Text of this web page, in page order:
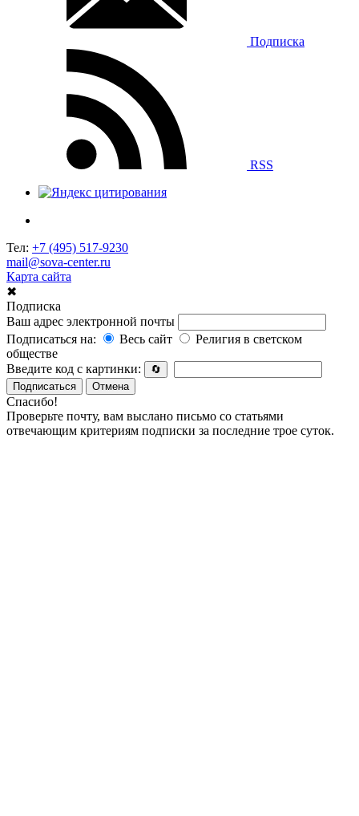
Подписка
RSS
Тел: +7 (495) 517-9230
mail@sova-center.ru
Карта сайта
✖
Подписка
Ваш адрес электронной почты
Подписаться на:
Весь сайт
Религия в светском
обществе
Введите код с картинки:
🔄
Подписаться
Отмена
Спасибо!
Проверьте почту, вам выслано письмо со статьями
отвечающим критериям подписки за последние трое суток.